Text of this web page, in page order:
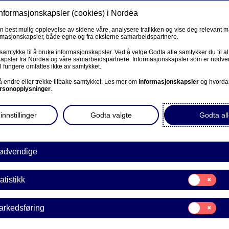
Privat
BEDRIFT
Corporate Netbank
AutoFX Hedging
Bedriftens dokumenter
Våre sider -kundeinformasjon
VPS Investortjenester
VPS Foretakstjenester
Våre produkter Fagforbund
unge under 18 år
barn og unge under 18
registrere barnet ditt som kunde hos
for å registrere et barn som kunde,
(cookies) i Nordea
best mulig opplevelse av sidene våre, analysere trafikken og vise deg relevant
både egne og fra eksterne samarbeidspartnere.
til å bruke informasjonskapsler. Ved å velge Godta alle samtykker du til
fra Nordea og våre samarbeidspartnere. Informasjonskapsler som er
fungere omfattes ikke av samtykket.
endre eller trekke tilbake samtykket. Les mer om informasjonskapsler og
.
Godta
Godta valgte
Samtykke
til:
Statistikk
Samtykke
til:
Markedsføring